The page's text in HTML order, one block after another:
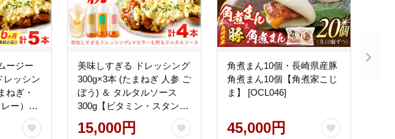
ージー
レッシン
ねぎ・
ー）＆
パウチ
ド】
美味しすぎる ドレッシング
300g×3本 (たまねぎ 人参 ご
ぼう) ＆ タルタルソース
300g【ビタミン・スタン
ド】 [OAK003] / 野菜ドレッ
シング サラダ 調味料 ベジ
15,000円
角煮まん10個・長崎県産豚
角煮まん10個【角煮家こじ
ま】 [OCL046]
45,000円